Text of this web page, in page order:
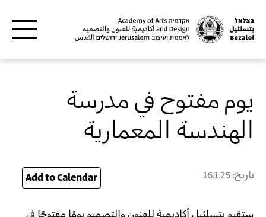
يوم مفتوح في مدرسة
الهندسة المعمارية
تاريخ: 16.1.25
Add to Calendar